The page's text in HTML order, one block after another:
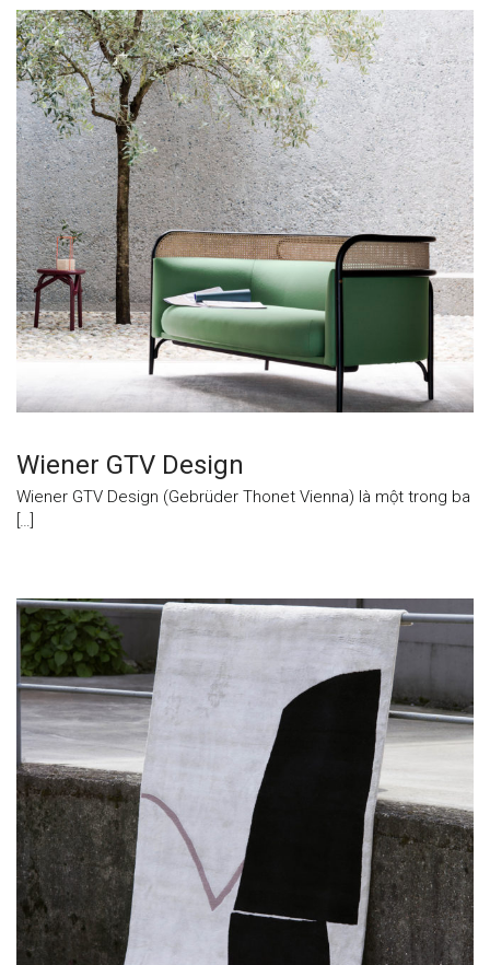
Wiener GTV Design
Wiener GTV Design (Gebrüder Thonet Vienna) là một trong ba
[…]